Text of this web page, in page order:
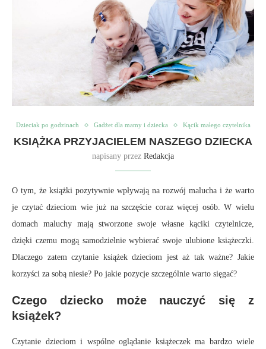
Dzieciak po godzinach Gadżet dla mamy i dziecka Kącik małego czytelnika
KSIĄŻKA PRZYJACIELEM NASZEGO DZIECKA
napisany przez Redakcja
O tym, że książki pozytywnie wpływają na rozwój malucha i że warto
je czytać dzieciom wie już na szczęście coraz więcej osób. W wielu
domach maluchy mają stworzone swoje własne kąciki czytelnicze,
dzięki czemu mogą samodzielnie wybierać swoje ulubione książeczki.
Dlaczego zatem czytanie książek dzieciom jest aż tak ważne? Jakie
korzyści za sobą niesie? Po jakie pozycje szczególnie warto sięgać?
Czego dziecko może nauczyć się z
książek?
Czytanie dzieciom i wspólne oglądanie książeczek ma bardzo wiele